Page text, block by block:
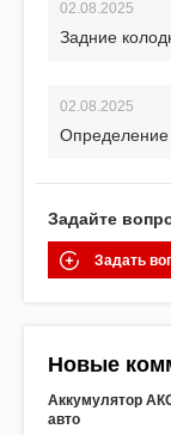
02.08.2025
Задние
02.08.2025
Определение
Задайте
Задать
Новые
Аккумулятор
авто